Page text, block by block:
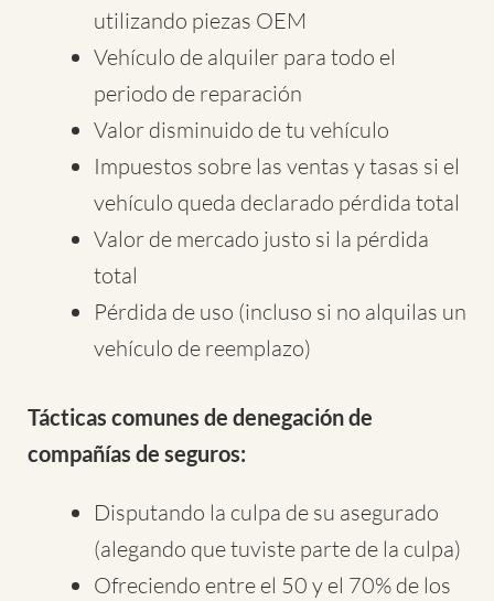
utilizando piezas OEM
Vehículo de alquiler para todo el
periodo de reparación
Valor disminuido de tu vehículo
Impuestos sobre las ventas y tasas si el
vehículo queda declarado pérdida total
Valor de mercado justo si la pérdida
total
Pérdida de uso (incluso si no alquilas un
vehículo de reemplazo)
Tácticas comunes de denegación de
compañías de seguros:
Disputando la culpa de su asegurado
(alegando que tuviste parte de la culpa)
Ofreciendo entre el 50 y el 70% de los